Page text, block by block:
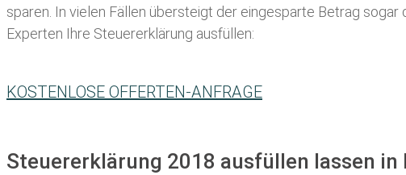
sparen. In vielen Fällen übersteigt der eingesparte Betrag
Experten Ihre Steuererklärung ausfüllen:
KOSTENLOSE OFFERTEN-ANFRAGE
Steuererklärung 2018 ausfüllen lassen in